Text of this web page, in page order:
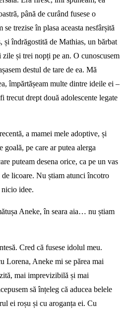
până de curând fusese o
trezise în plasa aceasta nesfârșită
îndrăgostită de Mathias, un bărbat
și trei nopți pe an. O cunoscusem
destul de tare de ea. Mă
împărtășeam multe dintre ideile ei –
trecut drept două adolescente legate
a mamei mele adoptive, și
pe care ar putea alerga
puteam desena orice, ca pe un vas
licoare. Nu știam atunci încotro
idee.
Aneke, în seara aia… nu știam
Cred că fusese idolul meu.
Lorena, Aneke mi se părea mai
mai imprevizibilă și mai
să înțeleg că aducea belele
ei roșu și cu aroganța ei. Cu